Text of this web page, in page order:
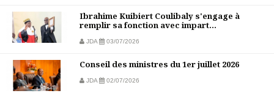
Ibrahime Kuibiert Coulibaly s'engage à
remplir sa fonction avec impart...
JDA 03/07/2026
Conseil des ministres du 1er juillet 2026
JDA 02/07/2026